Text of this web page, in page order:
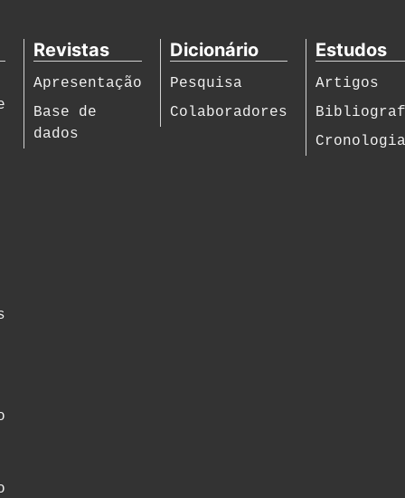
Revistas
Apresentação
Base de
dados
Dicionário
Pesquisa
Colaboradores
Estudos
Artigos